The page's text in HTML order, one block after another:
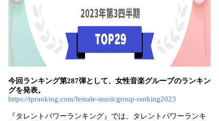
今回ランキング第287弾として、女性音楽グループのランキン
グを発表。
https://tpranking.com/female-musicgroup-ranking2023
『タレントパワーランキング』では、タレントパワーランキ